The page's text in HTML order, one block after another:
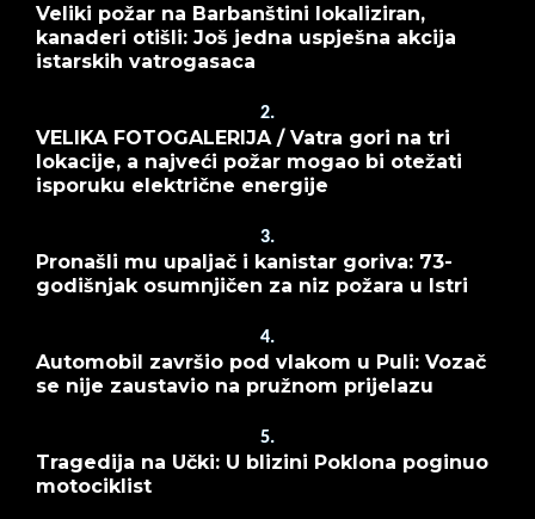
Veliki požar na Barbanštini lokaliziran,
kanaderi otišli: Još jedna uspješna akcija
istarskih vatrogasaca
2.
VELIKA FOTOGALERIJA / Vatra gori na tri
lokacije, a najveći požar mogao bi otežati
isporuku električne energije
3.
Pronašli mu upaljač i kanistar goriva: 73-
godišnjak osumnjičen za niz požara u Istri
4.
Automobil završio pod vlakom u Puli: Vozač
se nije zaustavio na pružnom prijelazu
5.
Tragedija na Učki: U blizini Poklona poginuo
motociklist